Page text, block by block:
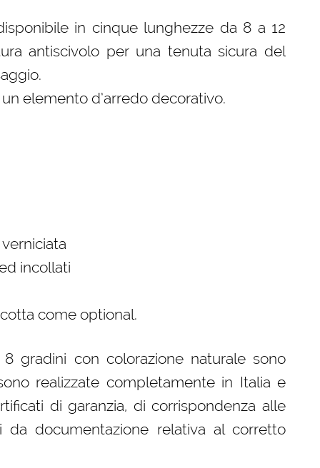
in cinque lunghezze da 8 a 12
antiscivolo per una tenuta sicura del
elemento d’arredo decorativo.
incollati
come optional.
gradini con colorazione naturale sono
realizzate completamente in Italia e
di garanzia, di corrispondenza alle
documentazione relativa al corretto